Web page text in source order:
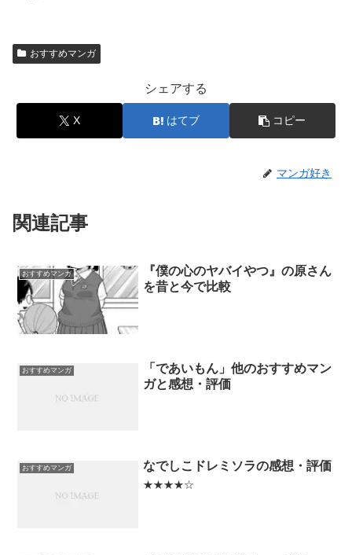
おすすめマンガ
シェアする
X はてブ コピー
マンガ好き
関連記事
おすすめマンガ
『僕の心のヤバイやつ』の原さん
を昔と今で比較
おすすめマンガ
「であいもん」他のおすすめマン
ガと感想・評価
おすすめマンガ なでしこドレミソラの感想・評価
★★★★☆